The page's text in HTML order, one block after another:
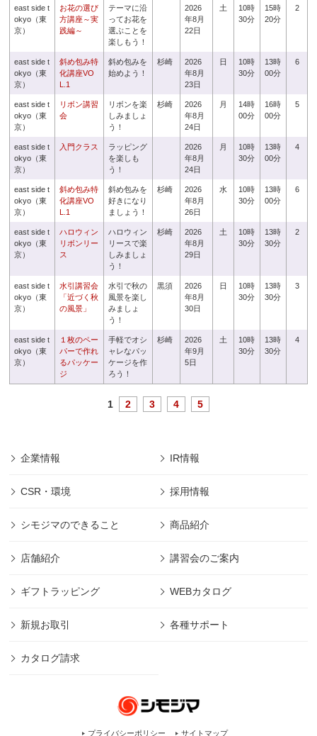
east side t
okyo（東
京）
お花の選び
方講座～実
践編～
テーマに沿
ってお花を
選ぶことを
楽しもう！
2026
年8月
22日
土
10時
30分
15時
20分
2
east side t
okyo（東
京）
斜め包み特
化講座VO
L.1
斜め包みを
始めよう！
杉崎
2026
年8月
23日
日
10時
30分
13時
00分
6
east side t
okyo（東
京）
リボン講習
会
リボンを楽
しみましょ
う！
杉崎
2026
年8月
24日
月
14時
00分
16時
00分
5
east side t
okyo（東
京）
入門クラス
ラッピング
を楽しも
う！
2026
年8月
24日
月
10時
30分
13時
00分
4
east side t
okyo（東
京）
斜め包み特
化講座VO
L.1
斜め包みを
好きになり
ましょう！
杉崎
2026
年8月
26日
水
10時
30分
13時
00分
6
east side t
okyo（東
京）
ハロウィン
リボンリー
ス
ハロウィン
リースで楽
しみましょ
う！
杉崎
2026
年8月
29日
土
10時
30分
13時
30分
2
east side t
okyo（東
京）
水引講習会
「近づく秋
の風景」
水引で秋の
風景を楽し
みましょ
う！
黒須
2026
年8月
30日
日
10時
30分
13時
30分
3
east side t
okyo（東
京）
１枚のペー
パーで作れ
るパッケー
ジ
手軽でオシ
ャレなパッ
ケージを作
ろう！
杉崎
2026
年9月
5日
土
10時
30分
13時
30分
4
1 2 3 4 5
企業情報 IR情報
CSR・環境 採用情報
シモジマのできること 商品紹介
店舗紹介 講習会のご案内
ギフトラッピング WEBカタログ
新規お取引 各種サポート
カタログ請求
プライバシーポリシー サイトマップ